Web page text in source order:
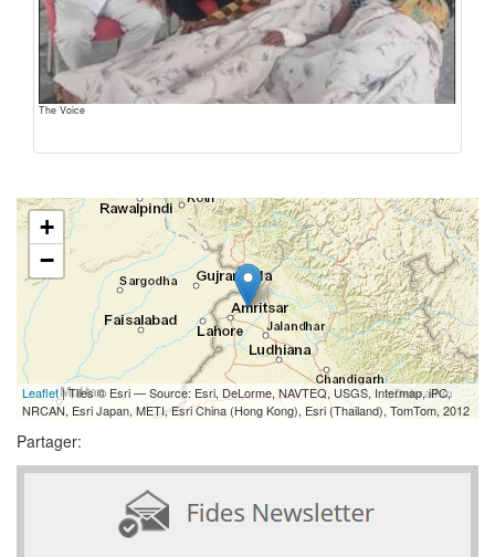
The Voice
+
−
Leaflet| Tiles © Esri — Source: Esri, DeLorme, NAVTEQ, USGS, Intermap, iPC,
NRCAN, Esri Japan, METI, Esri China (Hong Kong), Esri (Thailand), TomTom, 2012
Partager: